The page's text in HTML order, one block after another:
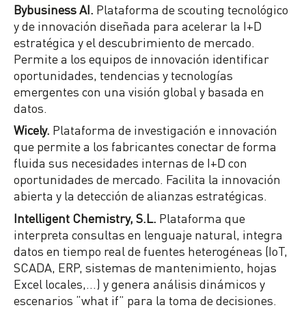
Bybusiness AI. Plataforma de scouting tecnológico
y de innovación diseñada para acelerar la I+D
estratégica y el descubrimiento de mercado.
Permite a los equipos de innovación identificar
oportunidades, tendencias y tecnologías
emergentes con una visión global y basada en
datos.
Wicely. Plataforma de investigación e innovación
que permite a los fabricantes conectar de forma
fluida sus necesidades internas de I+D con
oportunidades de mercado. Facilita la innovación
abierta y la detección de alianzas estratégicas.
Intelligent Chemistry, S.L.
Plataforma que
interpreta consultas en lenguaje natural, integra
datos en tiempo real de fuentes heterogéneas (IoT,
SCADA, ERP, sistemas de mantenimiento, hojas
Excel locales,…) y genera análisis dinámicos y
escenarios “what if” para la toma de decisiones.